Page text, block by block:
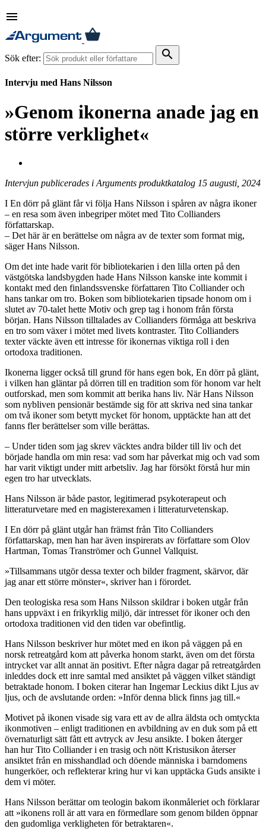
menu
Sök efter: search
Intervju med Hans Nilsson
»Genom ikonerna anade jag en
större verklighet«
Intervjun publicerades i Arguments produktkatalog 15 augusti, 2024
I En dörr på glänt får vi följa Hans Nilsson i spåren av några ikoner
– en resa som även inbegriper mötet med Tito Collianders
författarskap.
– Det här är en berättelse om några av de texter som format mig,
säger Hans Nilsson.
Om det inte hade varit för bibliotekarien i den lilla orten på den
västgötska landsbygden hade Hans Nilsson kanske inte kommit i
kontakt med den finlandssvenske författaren Tito Colliander och
hans tankar om tro. Boken som bibliotekarien tipsade honom om i
slutet av 70-talet hette Motiv och grep tag i honom från första
början. Hans Nilsson tilltalades av Collianders förmåga att beskriva
en tro som växer i mötet med livets kontraster. Tito Collianders
texter väckte även ett intresse för ikonernas viktiga roll i den
ortodoxa traditionen.
Ikonerna ligger också till grund för hans egen bok, En dörr på glänt,
i vilken han gläntar på dörren till en tradition som för honom var helt
outforskad, men som kommit att berika hans liv. När Hans Nilsson
som nybliven pensionär bestämde sig för att skriva ned sina tankar
om två ikoner som betytt mycket för honom, upptäckte han att det
fanns fler berättelser som ville berättas.
– Under tiden som jag skrev väcktes andra bilder till liv och det
började handla om min resa: vad som har påverkat mig och vad som
har varit viktigt under mitt arbetsliv. Jag har försökt förstå hur min
egen tro har utvecklats.
Hans Nilsson är både pastor, legitimerad psykoterapeut och
litteraturvetare med en magisterexamen i litteraturvetenskap.
I En dörr på glänt utgår han främst från Tito Collianders
författarskap, men han har även inspirerats av författare som Olov
Hartman, Tomas Tranströmer och Gunnel Vallquist.
»Tillsammans utgör dessa texter och bilder fragment, skärvor, där
jag anar ett större mönster«, skriver han i förordet.
Den teologiska resa som Hans Nilsson skildrar i boken utgår från
hans uppväxt i en frikyrklig miljö, där intresset för ikoner och den
ortodoxa traditionen vid den tiden var obefintlig.
Hans Nilsson beskriver hur mötet med en ikon på väggen på en
norsk retreatgård kom att påverka honom starkt, även om det första
intrycket var allt annat än positivt. Efter några dagar på retreatgården
inleddes dock ett inre samtal med ansiktet på väggen vilket ständigt
betraktade honom. I boken citerar han Ingemar Leckius dikt Ljus av
ljus, och de avslutande orden: »Inför denna blick finns jag till.«
Motivet på ikonen visade sig vara ett av de allra äldsta och omtyckta
ikonmotiven – enligt traditionen en avbildning av en duk som på ett
övernaturligt sätt fått ett avtryck av Jesu ansikte. I boken återger
han hur Tito Colliander i en trasig och nött Kristusikon återser
ansiktet från en misshandlad och döende människa i barndomens
hungerköer, och reflekterar kring hur vi kan upptäcka Guds ansikte i
dem vi möter.
Hans Nilsson berättar om teologin bakom ikonmåleriet och förklarar
att »ikonens roll är att vara en förmedlare som genom bilden öppnar
den gudomliga verkligheten för betraktaren«.